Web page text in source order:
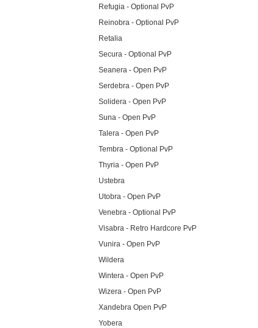
Refugia - Optional PvP
Reinobra - Optional PvP
Retalia
Secura - Optional PvP
Seanera - Open PvP
Serdebra - Open PvP
Solidera - Open PvP
Suna - Open PvP
Talera - Open PvP
Tembra - Optional PvP
Thyria - Open PvP
Ustebra
Utobra - Open PvP
Venebra - Optional PvP
Visabra - Retro Hardcore PvP
Vunira - Open PvP
Wildera
Wintera - Open PvP
Wizera - Open PvP
Xandebra Open PvP
Yobera